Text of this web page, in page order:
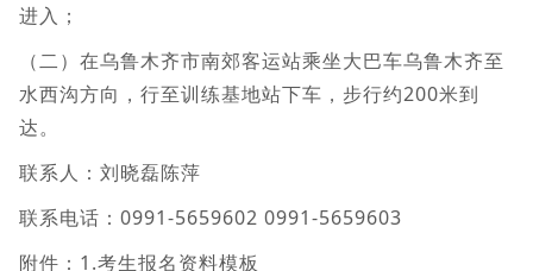
进入；
（二）在乌鲁木齐市南郊客运站乘坐大巴车乌鲁木齐至
水西沟方向，行至训练基地站下车，步行约200米到
达。
联系人：刘晓磊陈萍
联系电话：0991-5659602 0991-5659603
附件：1.考生报名资料模板